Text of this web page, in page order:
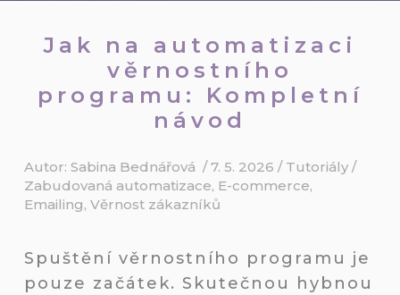
Jak na automatizaci
věrnostního
programu: Kompletní
návod
Autor: Sabina Bednářová /7. 5. 2026 / Tutoriály /
Zabudovaná automatizace, E-commerce,
Emailing, Věrnost zákazníků
Spuštění věrnostního programu je
pouze začátek. Skutečnou hybnou